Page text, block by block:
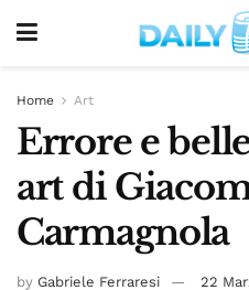
Home Art
Errore e
art di
Carmagnola
by Gabriele Ferraresi 22